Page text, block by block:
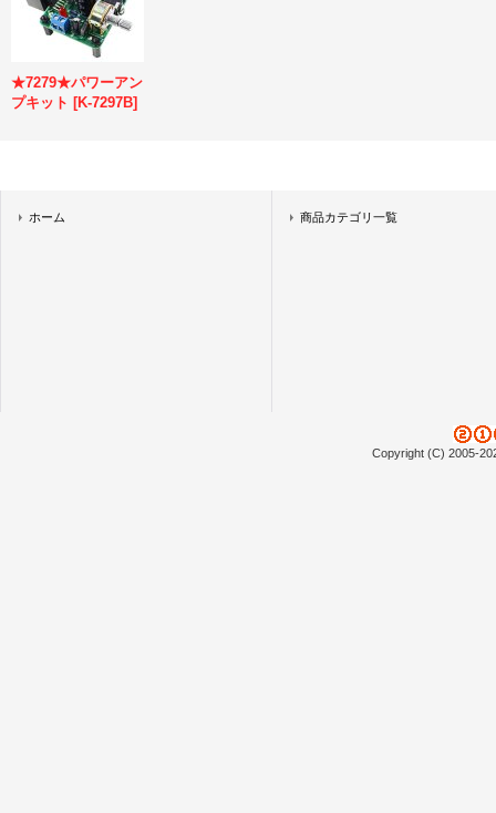
★7279★パワーアン
プキット [K-7297B]
ホーム 商品カテゴリ一覧
Copyright (C) 2005-